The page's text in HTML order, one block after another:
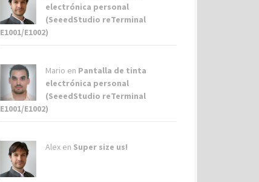
electrónica personal
(SeeedStudio reTerminal
E1001/E1002)
Mario en Pantalla de tinta
electrónica personal
(SeeedStudio reTerminal
E1001/E1002)
Alex en Super size us!